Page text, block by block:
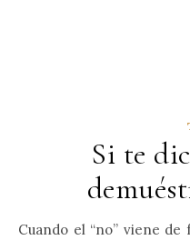
Si te
Cuando el “no” viene de fuera… o incluso de dentro. El